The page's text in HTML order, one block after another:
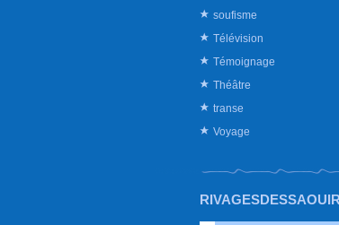
soufisme
Télévision
Témoignage
Théâtre
transe
Voyage